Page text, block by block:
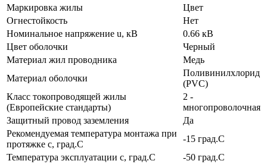
Маркировка жилы
Цвет
Огнестойкость
Нет
Номинальное напряжение u, кВ
0.66 кВ
Цвет оболочки
Черный
Материал жил проводника
Медь
Материал оболочки
Поливинилхлорид
(PVC)
Класс токопроводящей жилы
(Европейские стандарты)
2 -
многопроволочная
Защитный провод заземления
Да
Рекомендуемая температура монтажа при
протяжке с, град.C
-15 град.C
Температура эксплуатации с, град.C
-50 град.C